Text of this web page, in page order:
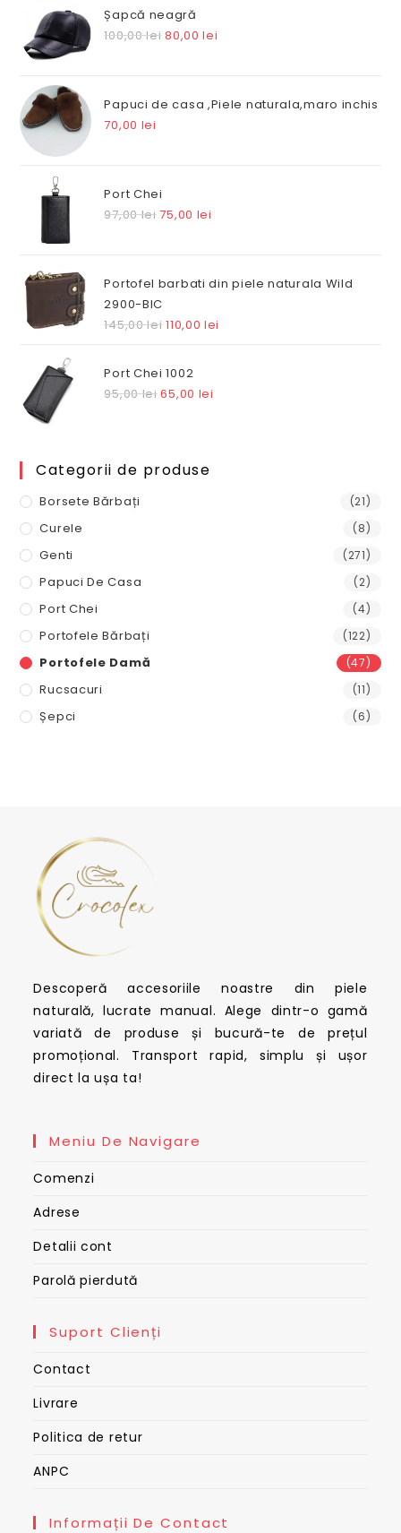
Șapcă neagră
100,00lei Prețul
fost:
80,00lei
80,00 lei.
Papuci de casa ,Piele naturala,maro inchis
70,00 lei
Port Chei
97,00leiPrețul
fost:
97,00 lei.
75,00 lei
75,00 lei.
Portofel barbati din piele naturala Wild
2900-BIC
145,00lei Prețul
a
fost:
110,00lei
Port Chei 1002
95,00leiPrețul
fost:
65,00 lei
Categorii de produse
Borsete Bărbați (21)
Curele (8)
Genti (271)
Papuci De Casa (2)
Port Chei (4)
Portofele Bărbați (122)
Portofele Damă (47)
Rucsacuri (11)
Șepci (6)
Descoperă accesoriile noastre din piele
naturală, lucrate manual. Alege dintr-o gamă
variată de produse și bucură-te de prețul
promoțional. Transport rapid, simplu și ușor
direct la ușa ta!
Meniu De Navigare
Comenzi
Adrese
Detalii cont
Parolă pierdută
Suport Clienți
Contact
Livrare
Politica de retur
ANPC
Informații De Contact